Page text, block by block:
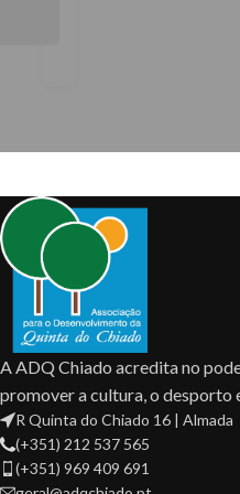
A ADQ Chiado acredita no
promover a cultura, o desporto
R Quinta do Chiado 16 | Almada
(+351) 212 537 565
(+351) 969 409 691